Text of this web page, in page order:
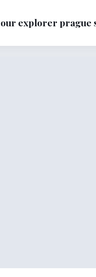
explorer prague